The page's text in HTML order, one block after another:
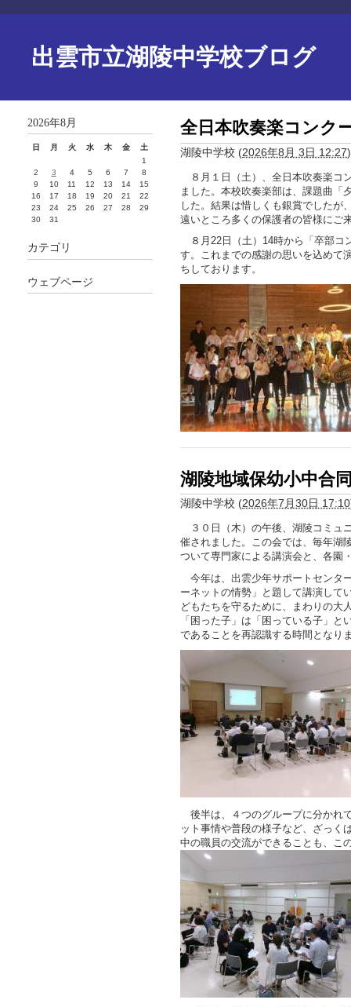
出雲市立湖陵中学校ブログ
全日本吹奏楽コンク
湖陵中学校 (2026年8月 3日 12:27)
８月１日（土）、全日本吹奏楽コ
ました。本校吹奏楽部は、課題曲「
した。結果は惜しくも銀賞でしたが
遠いところ多くの保護者の皆様にご
８月22日（土）14時から「卒部コ
す。これまでの感謝の思いを込めて
ちしております。
湖陵地域保幼小中合
湖陵中学校 (2026年7月30日 17:10
３０日（木）の午後、湖陵コミュ
催されました。この会では、毎年湖
ついて専門家による講演会と、各園
今年は、出雲少年サポートセンタ
ーネットの情勢」と題して講演して
どもたちを守るために、まわりの大
「困った子」は「困っている子」
であることを再認識する時間となり
後半は、４つのグループに分かれ
ット事情や普段の様子など、ざっく
中の職員の交流ができることも、こ
2026年8月
日 月 火 水 木 金
土
1
2
3 4 5 6 7
8
9
10 11 12 13 14
15
16
17 18 19 20 21
22
23
24 25 26 27 28
29
30
31
カテゴリ
ウェブページ